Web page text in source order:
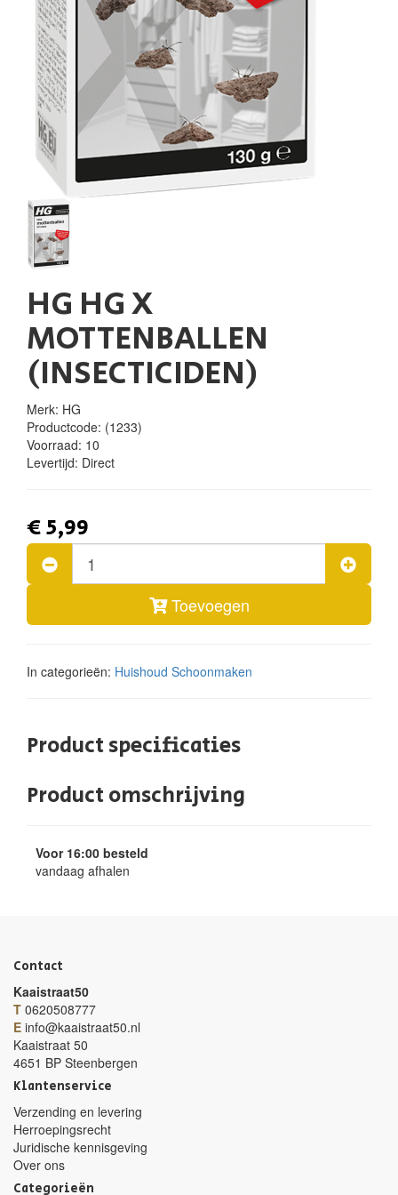
HG HG X
MOTTENBALLEN
(INSECTICIDEN)
Merk: HG
Productcode: (1233)
Voorraad: 10
Levertijd: Direct
€ 5,99
Toevoegen
In categorieën: Huishoud Schoonmaken
Product specificaties
Product omschrijving
Voor 16:00 besteld
vandaag afhalen
Contact
Kaaistraat50
T 0620508777
E info@kaaistraat50.nl
Kaaistraat 50
4651 BP Steenbergen
Klantenservice
Verzending en levering
Herroepingsrecht
Juridische kennisgeving
Over ons
Categorieën